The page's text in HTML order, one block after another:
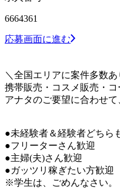
6664361
応募画面に進む
＼全国エリアに案件多数あ
携帯販売・コスメ販売・
アナタのご要望に合わせ
●未経験者＆経験者どちら
●フリーターさん歓迎
●主婦(夫)さん歓迎
●ガッツリ稼ぎたい方歓迎
※学生は、ごめんなさい。